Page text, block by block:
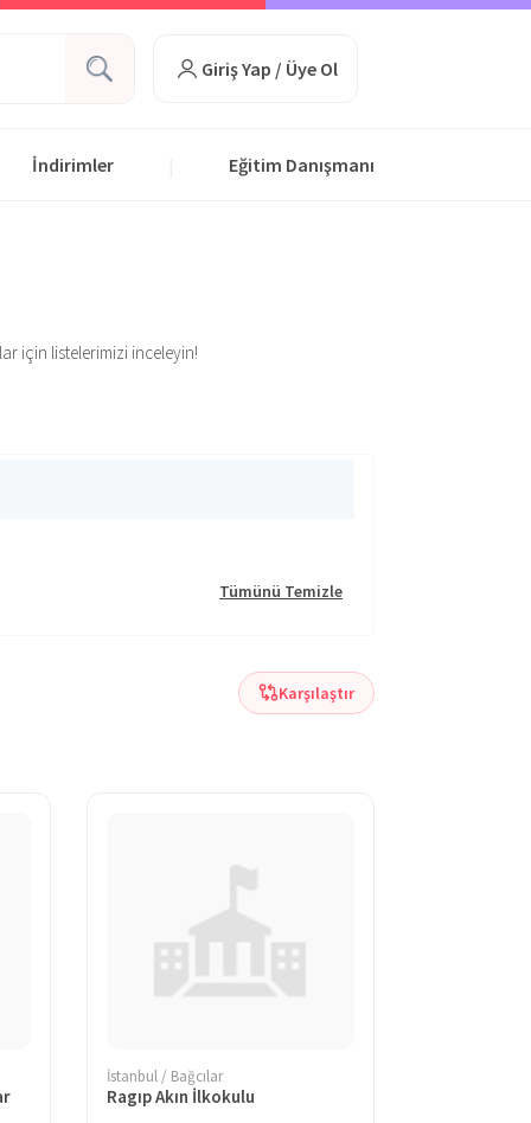
Giriş Yap / Üye Ol
İndirimler Eğitim Danışmanı
için listelerimizi inceleyin!
Tümünü Temizle
Karşılaştır
İstanbul / Bağcılar
Ragıp Akın İlkokulu